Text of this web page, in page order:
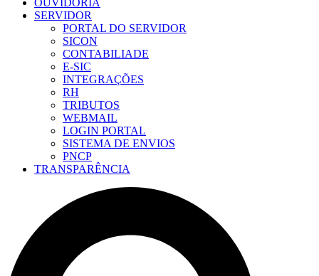
OUVIDORIA
SERVIDOR
PORTAL DO SERVIDOR
SICON
CONTABILIADE
E-SIC
INTEGRAÇÕES
RH
TRIBUTOS
WEBMAIL
LOGIN PORTAL
SISTEMA DE ENVIOS
PNCP
TRANSPARÊNCIA